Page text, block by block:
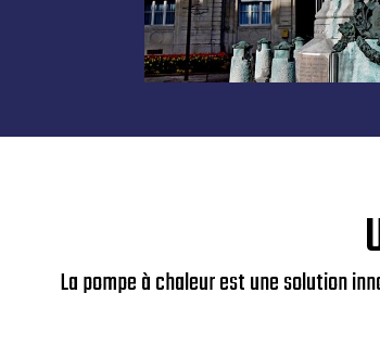
La pompe à chaleur est une solution